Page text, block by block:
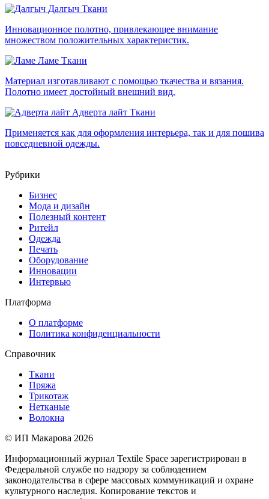
Далгыч Ткани
Инновационное полотно, привлекающее внимание
множеством положительных характеристик.
Ламе Ткани
Материал изготавливают с помощью ткачества и вязания.
Полотно имеет достойный внешний вид.
Адверта лайт Ткани
Применяется как для оформления интерьера, так и для пошива
повседневной одежды.
Рубрики
Бизнес
Мода и дизайн
Полезный контент
Ритейл
Одежда
Печать
Оборудование
Инновации
Интервью
Платформа
О платформе
Политика конфиденциальности
Справочник
Ткани
Пряжа
Трикотаж
Нетканые
Волокна
© ИП Макарова 2026
Информационный журнал Textile Space зарегистрирован в
Федеральной службе по надзору за соблюдением
законодательства в сфере массовых коммуникаций и охране
культурного наследия. Копирование текстов и